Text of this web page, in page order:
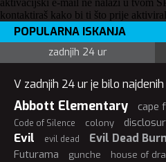
aktivacijski e-mail ne nalazi u tvom
kontaktiraš kako bi ti što prije
POPULARNA ISKANJA
zadnjih 24 ur
V zadnjih 24 ur je bilo najdenih
Abbott Elementary cape
Code of Silence colony
Evil evil dead Evil Dead Burn
Futurama gunche house of